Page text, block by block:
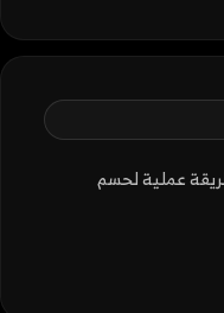
عملية لحسم